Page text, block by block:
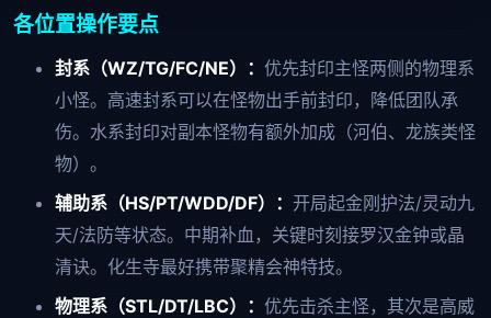
各位置操作要点
封系（WZ/TG/FC/NE）： 优先封印主怪两侧的物理系
小怪。高速封系可以在怪物出手前封印，降低团队承
伤。水系封印对副本怪物有额外加成（河伯、龙族类怪
物）。
辅助系（HS/PT/WDD/DF）： 开局起金刚护法/灵动九
天/法防等状态。中期补血，关键时刻接罗汉金钟或晶
清诀。化生寺最好携带聚精会神特技。
物理系（STL/DT/LBC）： 优先击杀主怪，其次是高威